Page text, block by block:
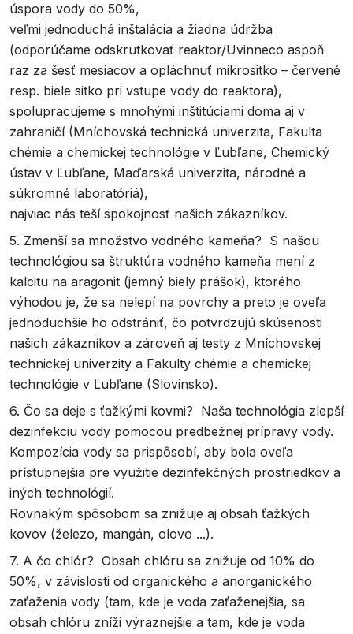
úspora vody do 50%,
veľmi jednoduchá inštalácia a žiadna údržba
(odporúčame odskrutkovať reaktor/Uvinneco aspoň
raz za šesť mesiacov a opláchnuť mikrositko – červené
resp. biele sitko pri vstupe vody do reaktora),
spolupracujeme s mnohými inštitúciami doma aj v
zahraničí (Mníchovská technická univerzita, Fakulta
chémie a chemickej technológie v Ľubľane, Chemický
ústav v Ľubľane, Maďarská univerzita, národné a
súkromné laboratóriá),
najviac nás teší spokojnosť našich zákazníkov.
5. Zmenší sa množstvo vodného kameňa? S našou
technológiou sa štruktúra vodného kameňa mení z
kalcitu na aragonit (jemný biely prášok), ktorého
výhodou je, že sa nelepí na povrchy a preto je oveľa
jednoduchšie ho odstrániť, čo potvrdzujú skúsenosti
našich zákazníkov a zároveň aj testy z Mníchovskej
technickej univerzity a Fakulty chémie a chemickej
technológie v Ľubľane (Slovinsko).
6. Čo sa deje s ťažkými kovmi? Naša technológia zlepší
dezinfekciu vody pomocou predbežnej prípravy vody.
Kompozícia vody sa prispôsobí, aby bola oveľa
prístupnejšia pre využitie dezinfekčných prostriedkov a
iných technológií.
Rovnakým spôsobom sa znižuje aj obsah ťažkých
kovov (železo, mangán, olovo ...).
7. A čo chlór? Obsah chlóru sa znižuje od 10% do
50%, v závislosti od organického a anorganického
zaťaženia vody (tam, kde je voda zaťaženejšia, sa
obsah chlóru zníži výraznejšie a tam, kde je voda